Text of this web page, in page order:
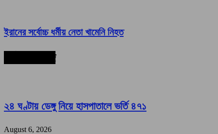
ইরানের সর্বোচ্চ ধর্মীয় নেতা খামেনি নিহত
২৪ ঘণ্টায় ডেঙ্গু নিয়ে হাসপাতালে ভর্তি ৪৭১
August 6, 2026